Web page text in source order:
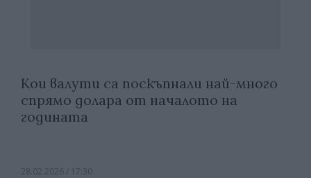
Кои валути са поскъпнали най-много
спрямо долара от началото на
годината
28.02.2026 / 17:30